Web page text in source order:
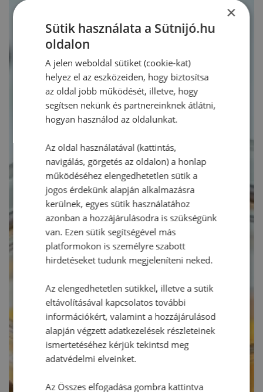
×
Sütik használata a Sütnijó.hu
oldalon
A jelen weboldal sütiket (cookie-kat)
helyez el az eszközeiden, hogy biztosítsa
az oldal jobb működését, illetve, hogy
segítsen nekünk és partnereinknek átlátni,
hogyan használod az oldalunkat.
Az oldal használatával (kattintás,
navigálás, görgetés az oldalon) a honlap
működéséhez elengedhetetlen sütik a
jogos érdekünk alapján alkalmazásra
kerülnek, egyes sütik használatához
azonban a hozzájárulásodra is szükségünk
van. Ezen sütik segítségével más
platformokon is személyre szabott
hirdetéseket tudunk megjeleníteni neked.
Az elengedhetetlen sütikkel, illetve a sütik
eltávolításával kapcsolatos további
információkért, valamint a hozzájárulásod
alapján végzett adatkezelések részleteinek
ismertetéséhez kérjük tekintsd meg
adatvédelmi elveinket.
Az Összes elfogadása gombra kattintva